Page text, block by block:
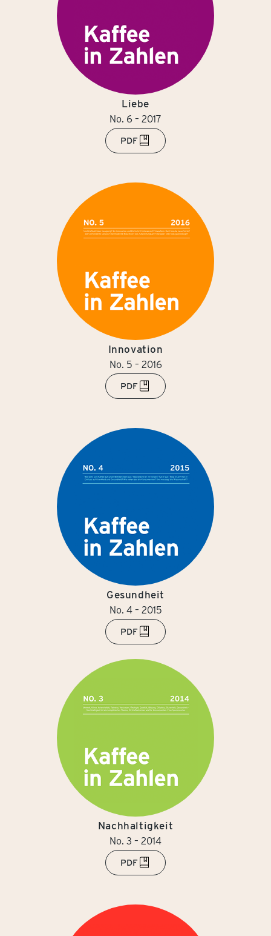
Liebe
No. 6 – 2017
PDF
Innovation
No. 5 – 2016
PDF
Gesundheit
No. 4 – 2015
PDF
Nachhaltigkeit
No. 3 – 2014
PDF